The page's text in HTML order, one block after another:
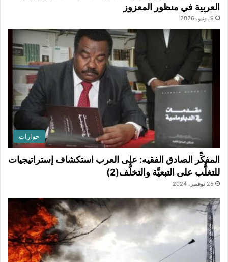
العربية في منظور المعزوز
9 يونيو، 2026
حوارات
المفكِّر الصادق الفقيه: على العرب استكشاف إستراتيجيات
للتغلُّب على التبعيَّة والتخلُّف(2)
25 نوفمبر، 2024